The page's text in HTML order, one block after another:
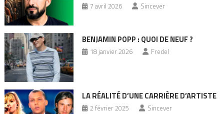
7 avril 2026 Sincever
BENJAMIN POPP : QUOI DE NEUF ?
18 janvier 2026 Fredel
LA RÉALITÉ D’UNE CARRIÈRE D’ARTISTE
2 février 2025 Sincever